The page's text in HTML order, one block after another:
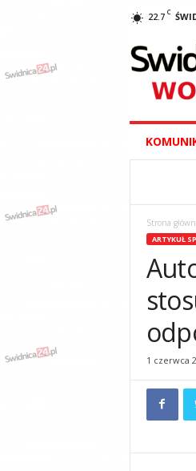
22.7 C
w
2
n
i
Strona
ARTYKUŁ
1 czerwca